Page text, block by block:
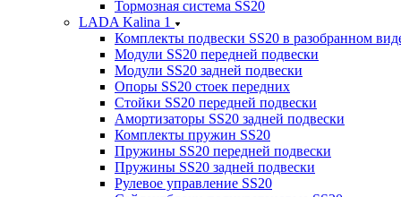
Тормозная система SS20
LADA Kalina 1
Комплекты подвески SS20 в разобранном
Модули SS20 передней подвески
Модули SS20 задней подвески
Опоры SS20 стоек передних
Стойки SS20 передней подвески
Амортизаторы SS20 задней подвески
Комплекты пружин SS20
Пружины SS20 передней подвески
Пружины SS20 задней подвески
Рулевое управление SS20